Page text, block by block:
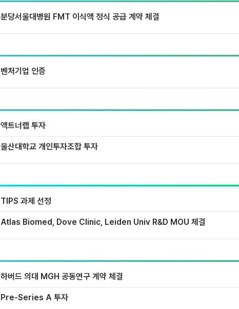
분당서울대병원 FMT 이식액 정식 공급 계약 체결
벤처기업 인증
액트너랩 투자
울산대학교 개인투자조합 투자
TIPS 과제 선정
Atlas Biomed, Dove Clinic, Leiden Univ R&D MOU 체결
하버드 의대 MGH 공동연구 계약 체결
Pre-Series A 투자